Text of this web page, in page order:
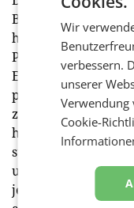
Baumwolle exklusiv
herstellt. Bereits
Partner von
Erzeuger in
produzierte
zu 100% aus
hergestellt. Das
ständig erweitert
und Unterbetten.
jedes Jahr die
Wir
verbessern.
unserer
Verwendung
Cookie-